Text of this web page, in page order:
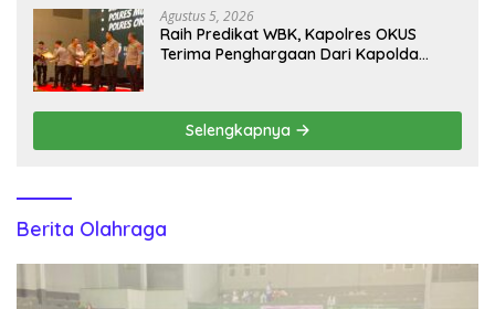
Agustus 5, 2026
Raih Predikat WBK, Kapolres OKUS
Terima Penghargaan Dari Kapolda
Selengkapnya
Berita Olahraga